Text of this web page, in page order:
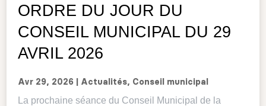
ORDRE DU JOUR DU
CONSEIL MUNICIPAL DU 29
AVRIL 2026
Avr 29, 2026 Actualités, Conseil municipal
La prochaine séance du Conseil Municipal de la